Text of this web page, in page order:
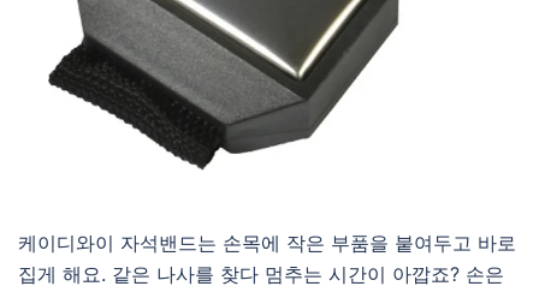
케이디와이 자석밴드는 손목에 작은 부품을 붙여두고 바로
집게 해요. 같은 나사를 찾다 멈추는 시간이 아깝죠? 손은